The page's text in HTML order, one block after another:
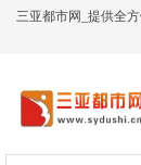
三亚都市网_提供全